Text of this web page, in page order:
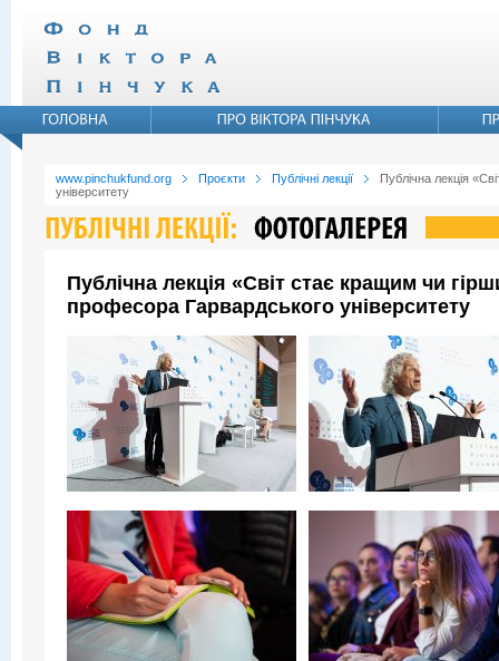
www.pinchukfund.org Проєкти Публічні лекції
Публічна лекція
університету
Публічна лекція «Світ стає кращим чи
професора Гарвардського університету